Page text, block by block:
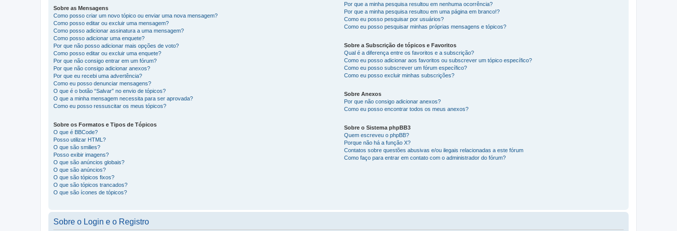
Sobre as Mensagens
Como posso criar um novo tópico ou enviar uma nova mensagem?
Como posso editar ou excluir uma mensagem?
Como posso adicionar assinatura a uma mensagem?
Como posso adicionar uma enquete?
Por que não posso adicionar mais opções de voto?
Como posso editar ou excluir uma enquete?
Por que não consigo entrar em um fórum?
Por que não consigo adicionar anexos?
Por que eu recebi uma advertência?
Como eu posso denunciar mensagens?
O que é o botão “Salvar” no envio de tópicos?
O que a minha mensagem necessita para ser aprovada?
Como eu posso ressuscitar os meus tópicos?
Sobre os Formatos e Tipos de Tópicos
O que é BBCode?
Posso utilizar HTML?
O que são smilies?
Posso exibir imagens?
O que são anúncios globais?
O que são anúncios?
O que são tópicos fixos?
O que são tópicos trancados?
O que são ícones de tópicos?
Por que a minha pesquisa resultou em nenhuma ocorrência?
Por que a minha pesquisa resultou em uma página em branco!?
Como eu posso pesquisar por usuários?
Como eu posso pesquisar minhas próprias mensagens e tópicos?
Sobre a Subscrição de tópicos e Favoritos
Qual é a diferença entre os favoritos e a subscrição?
Como eu posso adicionar aos favoritos ou subscrever um tópico específico?
Como eu posso subscrever um fórum específico?
Como eu posso excluir minhas subscrições?
Sobre Anexos
Por que não consigo adicionar anexos?
Como eu posso encontrar todos os meus anexos?
Sobre o Sistema phpBB3
Quem escreveu o phpBB?
Porque não há a função X?
Contatos sobre questões abusivas e/ou ilegais relacionadas a este fórum
Como faço para entrar em contato com o administrador do fórum?
Sobre o Login e o Registro